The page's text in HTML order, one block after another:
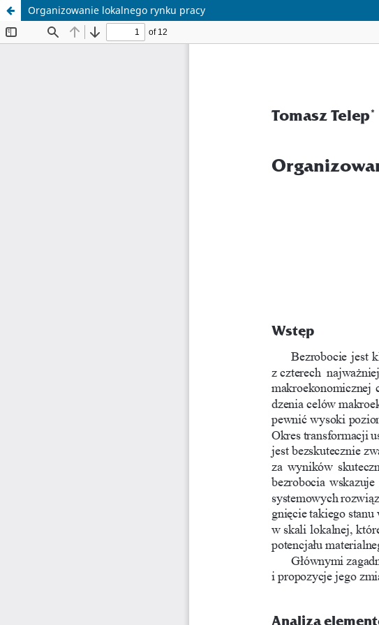
Organizowanie lokalnego rynku pracy